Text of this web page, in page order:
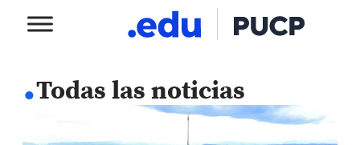
.Todas las noticias